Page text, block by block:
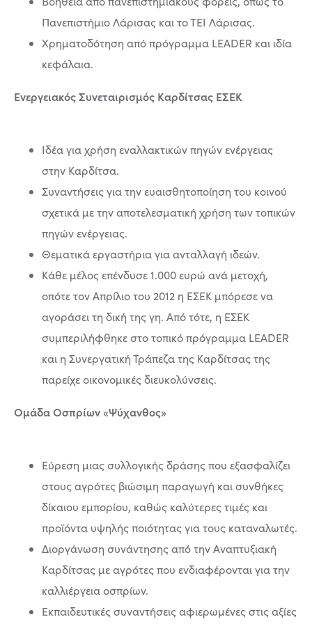
Πανεπιστήμιο Λάρισας και το ΤΕΙ Λάρισας.
Χρηματοδότηση από πρόγραμμα LEADER και ιδία
κεφάλαια.
Ενεργειακός Συνεταιρισμός Καρδίτσας ΕΣΕΚ
Ιδέα για χρήση εναλλακτικών πηγών ενέργειας
στην Καρδίτσα.
Συναντήσεις για την ευαισθητοποίηση του κοινού
σχετικά με την αποτελεσματική χρήση των τοπικών
πηγών ενέργειας.
Θεματικά εργαστήρια για ανταλλαγή ιδεών.
Κάθε μέλος επένδυσε 1.000 ευρώ ανά μετοχή,
οπότε τον Απρίλιο του 2012 η ΕΣΕΚ μπόρεσε να
αγοράσει τη δική της γη. Από τότε, η ΕΣΕΚ
συμπεριλήφθηκε στο τοπικό πρόγραμμα LEADER
και η Συνεργατική Τράπεζα της Καρδίτσας της
παρείχε οικονομικές διευκολύνσεις.
Ομάδα Οσπρίων «Ψύχανθος»
Εύρεση μιας συλλογικής δράσης που εξασφαλίζει
στους αγρότες βιώσιμη παραγωγή και συνθήκες
δίκαιου εμπορίου, καθώς καλύτερες τιμές και
προϊόντα υψηλής ποιότητας για τους καταναλωτές.
Διοργάνωση συνάντησης από την Αναπτυξιακή
Καρδίτσας με αγρότες που ενδιαφέρονται για την
καλλιέργεια οσπρίων.
Εκπαιδευτικές συναντήσεις αφιερωμένες στις αξίες